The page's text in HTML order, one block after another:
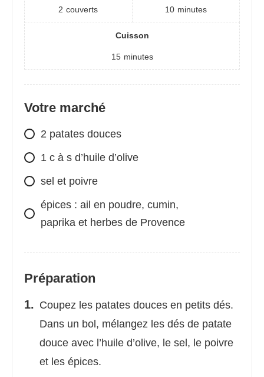
2 couverts 10 minutes
Cuisson
15 minutes
Votre marché
2 patates douces
1 c à s d’huile d’olive
sel et poivre
épices : ail en poudre, cumin,
paprika et herbes de Provence
Préparation
Coupez les patates douces en petits dés.
Dans un bol, mélangez les dés de patate
douce avec l’huile d’olive, le sel, le poivre
et les épices.